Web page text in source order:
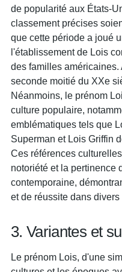
de popularité aux États-
classement précises
que cette période a joué
l'établissement de Lois
des familles
seconde moitié du XXe
Néanmoins, le prénom
culture populaire,
emblématiques tels que
Superman et Lois Griffin
Ces références
notoriété et la pertinence
contemporaine,
et de réussite dans divers
3. Variantes et
Le prénom Lois, d'une